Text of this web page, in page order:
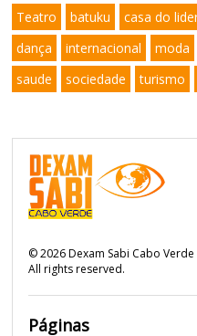
Teatro
batuku casa do
dança
internacional moda
saude
sociedade turismo
©2026Dexam Sabi Cabo Verde
All rights reserved.
Páginas